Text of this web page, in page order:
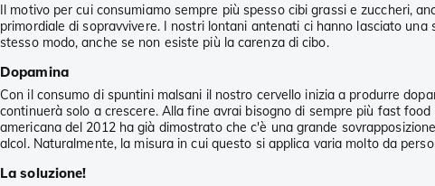
Il motivo per cui consumiamo sempre più spesso cibi grassi e zuccheri,
primordiale di sopravvivere. I nostri lontani antenati ci hanno lasciato
stesso modo, anche se non esiste più la carenza di cibo.
Dopamina
Con il consumo di spuntini malsani il nostro cervello inizia a produrre
continuerà solo a crescere. Alla fine avrai bisogno di sempre più fast
americana del 2012 ha già dimostrato che c'è una grande
alcol. Naturalmente, la misura in cui questo si applica varia molto da
La soluzione!